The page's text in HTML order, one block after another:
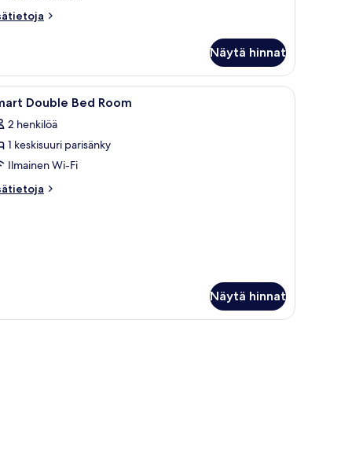
Näytä hinnat
jossa on ohuet verhot.
työpöytä ja suuri ikkuna. Moderni keittiö, jossa on ruokailutila, tuoli,
3 Double Bed Room
2 henkilöä
1 keskisuuri parisänky
Ilmainen Wi-Fi
Näytä hinnat